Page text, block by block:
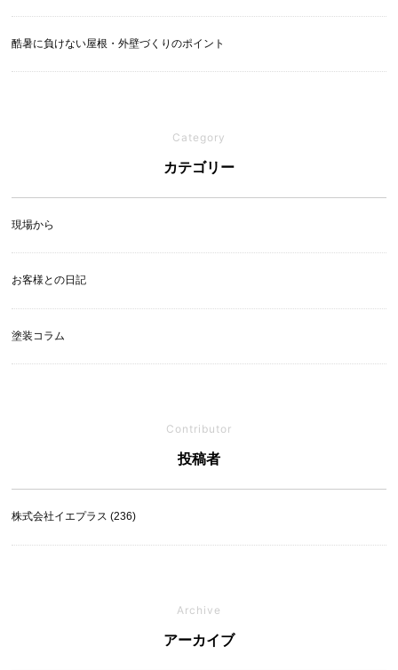
酷暑に負けない屋根・外壁づくりのポイント
Category
カテゴリー
現場から
お客様との日記
塗装コラム
Contributor
投稿者
株式会社イエプラス (236)
Archive
アーカイブ